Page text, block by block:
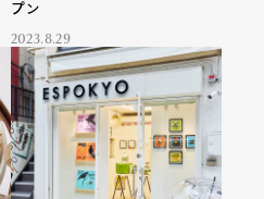
プン
2023.8.29